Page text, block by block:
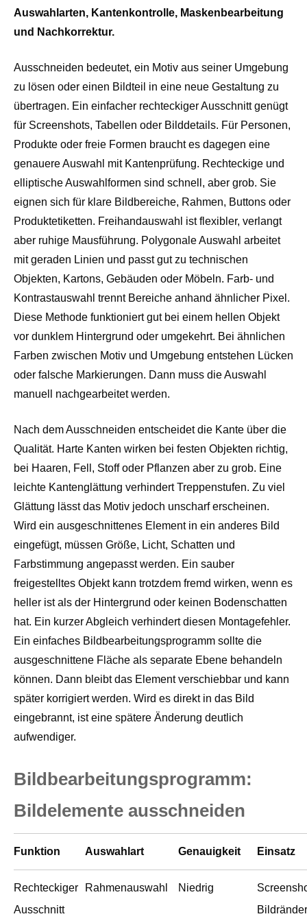
Auswahlarten, Kantenkontrolle, Maskenbearbeitung
und Nachkorrektur.
Ausschneiden bedeutet, ein Motiv aus seiner Umgebung
zu lösen oder einen Bildteil in eine neue Gestaltung zu
übertragen. Ein einfacher rechteckiger Ausschnitt genügt
für Screenshots, Tabellen oder Bilddetails. Für Personen,
Produkte oder freie Formen braucht es dagegen eine
genauere Auswahl mit Kantenprüfung. Rechteckige und
elliptische Auswahlformen sind schnell, aber grob. Sie
eignen sich für klare Bildbereiche, Rahmen, Buttons oder
Produktetiketten. Freihandauswahl ist flexibler, verlangt
aber ruhige Mausführung. Polygonale Auswahl arbeitet
mit geraden Linien und passt gut zu technischen
Objekten, Kartons, Gebäuden oder Möbeln. Farb- und
Kontrastauswahl trennt Bereiche anhand ähnlicher Pixel.
Diese Methode funktioniert gut bei einem hellen Objekt
vor dunklem Hintergrund oder umgekehrt. Bei ähnlichen
Farben zwischen Motiv und Umgebung entstehen Lücken
oder falsche Markierungen. Dann muss die Auswahl
manuell nachgearbeitet werden.
Nach dem Ausschneiden entscheidet die Kante über die
Qualität. Harte Kanten wirken bei festen Objekten richtig,
bei Haaren, Fell, Stoff oder Pflanzen aber zu grob. Eine
leichte Kantenglättung verhindert Treppenstufen. Zu viel
Glättung lässt das Motiv jedoch unscharf erscheinen.
Wird ein ausgeschnittenes Element in ein anderes Bild
eingefügt, müssen Größe, Licht, Schatten und
Farbstimmung angepasst werden. Ein sauber
freigestelltes Objekt kann trotzdem fremd wirken, wenn es
heller ist als der Hintergrund oder keinen Bodenschatten
hat. Ein kurzer Abgleich verhindert diesen Montagefehler.
Ein einfaches Bildbearbeitungsprogramm sollte die
ausgeschnittene Fläche als separate Ebene behandeln
können. Dann bleibt das Element verschiebbar und kann
später korrigiert werden. Wird es direkt in das Bild
eingebrannt, ist eine spätere Änderung deutlich
aufwendiger.
Bildbearbeitungsprogramm:
Bildelemente ausschneiden
Funktion Auswahlart Genauigkeit Einsatz
Rechteckiger
Ausschnitt
Rahmenauswahl Niedrig